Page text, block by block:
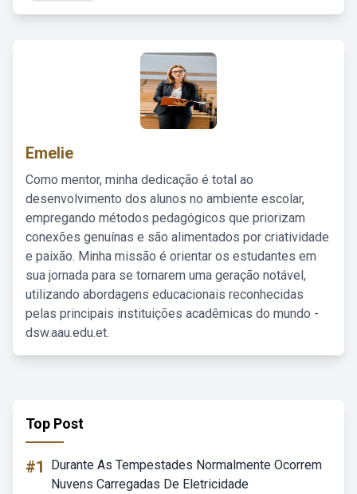
Emelie
Como mentor, minha dedicação é total ao
desenvolvimento dos alunos no ambiente escolar,
empregando métodos pedagógicos que priorizam
conexões genuínas e são alimentados por criatividade
e paixão. Minha missão é orientar os estudantes em
sua jornada para se tornarem uma geração notável,
utilizando abordagens educacionais reconhecidas
pelas principais instituições acadêmicas do mundo -
dsw.aau.edu.et.
Top Post
#1
Durante As Tempestades Normalmente Ocorrem
Nuvens Carregadas De Eletricidade